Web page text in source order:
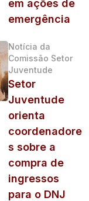
em ações de
emergência
Notícia da
Comissão Setor
Juventude
Setor
Juventude
orienta
coordenadore
s sobre a
compra de
ingressos
para o DNJ